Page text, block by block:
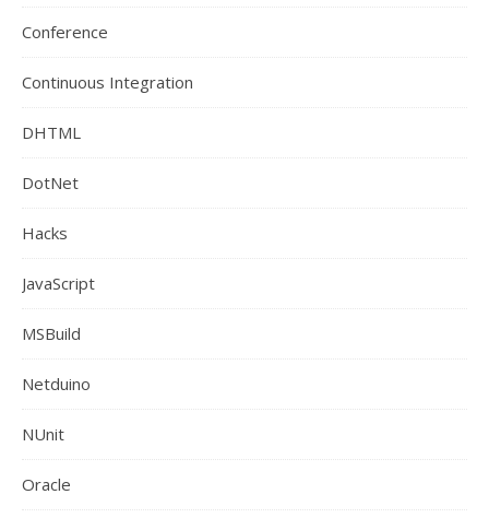
Conference
Continuous Integration
DHTML
DotNet
Hacks
JavaScript
MSBuild
Netduino
NUnit
Oracle